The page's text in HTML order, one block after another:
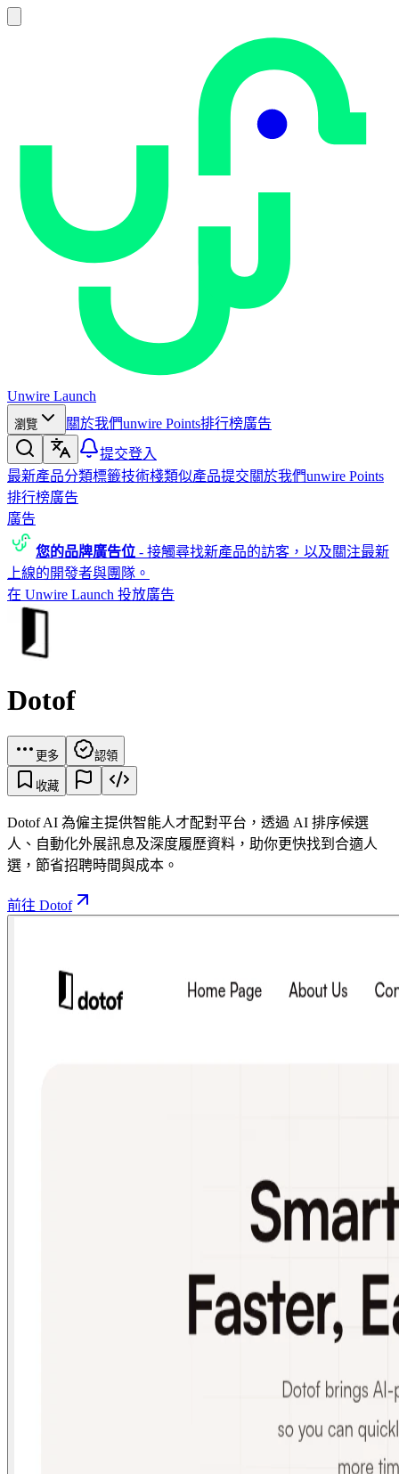
Unwire Launch
瀏覽 關於我們unwire Points排行榜廣告
提交登入
最新產品分類標籤技術棧類似產品提交關於我們unwire Points
排行榜廣告
廣告
您的品牌廣告位 - 接觸尋找新產品的訪客，以及關注最新
上線的開發者與團隊。
在 Unwire Launch 投放廣告
Dotof
更多 認領
收藏
Dotof AI 為僱主提供智能人才配對平台，透過 AI 排序候選
人、自動化外展訊息及深度履歷資料，助你更快找到合適人
選，節省招聘時間與成本。
前往 Dotof